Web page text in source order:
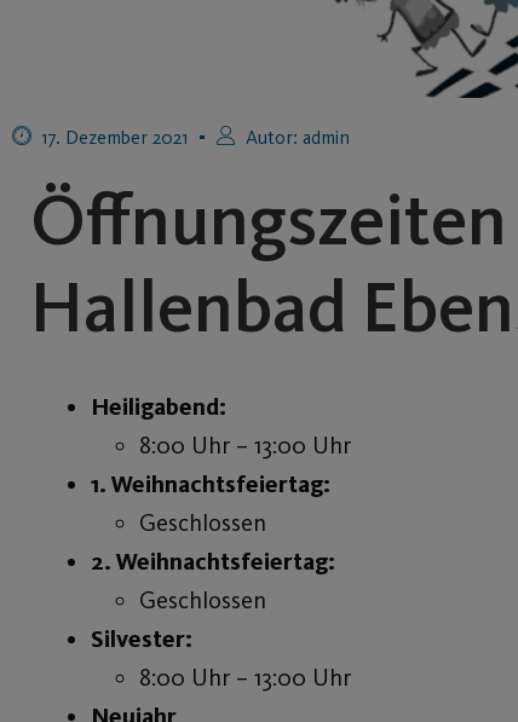
17. Dezember 2021 Autor: admin
Hallenbad
Heiligabend:
8:00 Uhr – 13:00 Uhr
1. Weihnachtsfeiertag:
Geschlossen
2. Weihnachtsfeiertag:
Geschlossen
Silvester:
8:00 Uhr – 13:00 Uhr
Neujahr